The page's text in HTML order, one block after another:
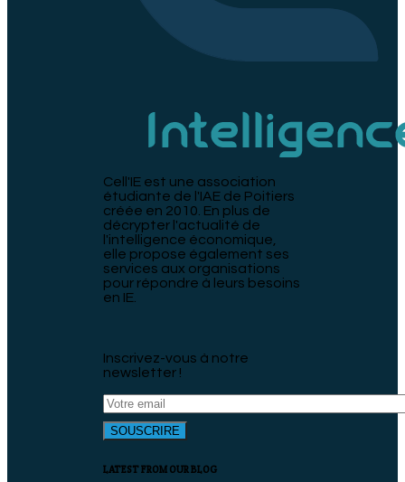
Cell'IE est une association
étudiante de l'IAE de Poitiers
créée en 2010. En plus de
décrypter l'actualité de
l'intelligence économique,
elle propose également ses
services aux organisations
pour répondre à leurs besoins
en IE.
Inscrivez-vous à notre
newsletter !
LATEST FROM OUR BLOG